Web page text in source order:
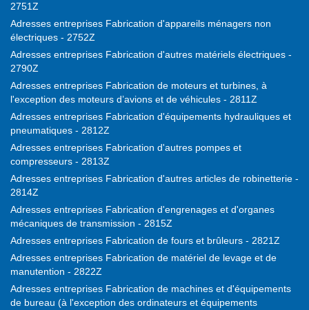
2751Z
Adresses entreprises Fabrication d'appareils ménagers non
électriques - 2752Z
Adresses entreprises Fabrication d'autres matériels électriques -
2790Z
Adresses entreprises Fabrication de moteurs et turbines, à
l'exception des moteurs d’avions et de véhicules - 2811Z
Adresses entreprises Fabrication d'équipements hydrauliques et
pneumatiques - 2812Z
Adresses entreprises Fabrication d'autres pompes et
compresseurs - 2813Z
Adresses entreprises Fabrication d'autres articles de robinetterie -
2814Z
Adresses entreprises Fabrication d'engrenages et d'organes
mécaniques de transmission - 2815Z
Adresses entreprises Fabrication de fours et brûleurs - 2821Z
Adresses entreprises Fabrication de matériel de levage et de
manutention - 2822Z
Adresses entreprises Fabrication de machines et d'équipements
de bureau (à l'exception des ordinateurs et équipements